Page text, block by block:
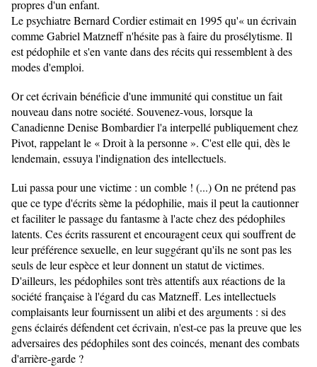
propres d'un enfant.
Le psychiatre Bernard Cordier estimait en 1995 qu'« un écrivain
comme Gabriel Matzneff n'hésite pas à faire du prosélytisme. Il
est pédophile et s'en vante dans des récits qui ressemblent à des
modes d'emploi.
Or cet écrivain bénéficie d'une immunité qui constitue un fait
nouveau dans notre société. Souvenez-vous, lorsque la
Canadienne Denise Bombardier l'a interpellé publiquement chez
Pivot, rappelant le « Droit à la personne ». C'est elle qui, dès le
lendemain, essuya l'indignation des intellectuels.
Lui passa pour une victime : un comble ! (...) On ne prétend pas
que ce type d'écrits sème la pédophilie, mais il peut la cautionner
et faciliter le passage du fantasme à l'acte chez des pédophiles
latents. Ces écrits rassurent et encouragent ceux qui souffrent de
leur préférence sexuelle, en leur suggérant qu'ils ne sont pas les
seuls de leur espèce et leur donnent un statut de victimes.
D'ailleurs, les pédophiles sont très attentifs aux réactions de la
société française à l'égard du cas Matzneff. Les intellectuels
complaisants leur fournissent un alibi et des arguments : si des
gens éclairés défendent cet écrivain, n'est-ce pas la preuve que les
adversaires des pédophiles sont des coincés, menant des combats
d'arrière-garde ?